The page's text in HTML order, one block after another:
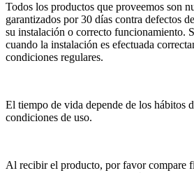
Todos los productos que proveemos son
garantizados por 30 días contra defectos
su instalación o correcto funcionamiento.
cuando la instalación es efectuada
condiciones regulares.
El tiempo de vida depende de los hábitos
condiciones de uso.
Al recibir el producto, por favor compare